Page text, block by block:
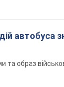
автобуса
та образ